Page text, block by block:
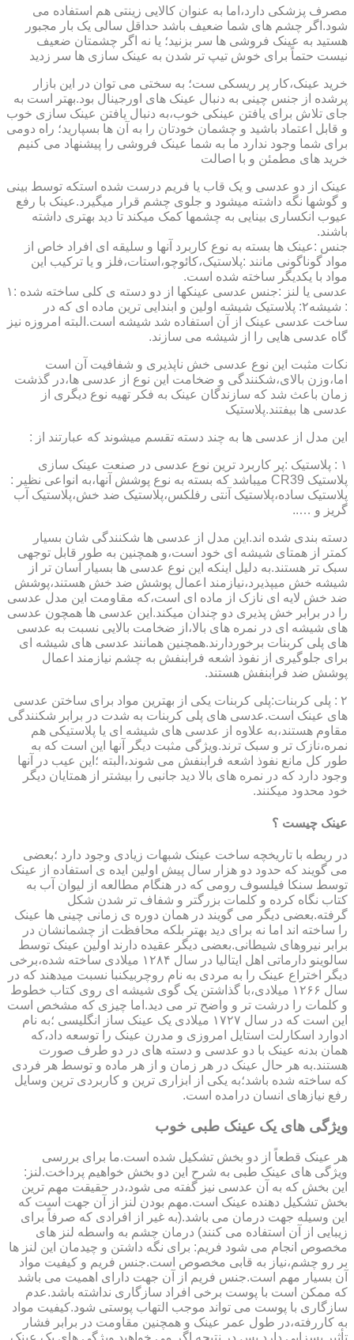
مصرف پزشکی دارد،اما به عنوان کالایی زینتی هم استفاده می
شود.اگر چشم های شما ضعیف باشد حداقل سالی یک بار مجبور
هستید به عینک فروشی ها سر بزنید؛ یا نه اگر چشمتان ضعیف
نیست حتماً برای خوش تیپ تر شدن به عینک سازی ها سر زدید
خرید عینک،کار پر ریسکی ست؛ به سختی می توان در این بازار
پرشده از جنس چینی به دنبال عینک های اورجینال بود.بهتر است به
جای تلاش برای یافتن عینکی خوب،به دنبال یافتن عینک سازی خوب
و قابل اعتماد باشید و چشمان خودتان را به آن ها بسپارید؛ راه دومی
برای شما وجود ندارد ما به شما عینک فروشی را پیشنهاد می کنیم
خرید های مطمئن و با اصالت
عینک از دو عدسی و یک قاب یا فریم درست شده استکه توسط بینی
و گوشها نگه داشته میشود و جلوی چشم قرار میگیرد.عینک با رفع
عیوب انکساری بینایی به چشمها کمک میکند تا دید بهتری داشته
باشند.
جنس :عینک ها بسته به نوع کاربرد آنها و سلیقه ای افراد خاص از
مواد گوناگونی مانند :پلاستیک،کائوچو،استات،فلز و یا ترکیب این
مواد با یکدیگر ساخته شده است.
عدسی یا لنز :جنس عدسی عینکها از دو دسته ی کلی ساخته شده :۱
: شیشه۲: پلاستیک شیشه اولین و ابندایی ترین ماده ای که در
ساخت عدسی عینک از آن استفاده شد شیشه است.البته امروزه نیز
گاه عدسی هایی را از شیشه می سازند.
نکات مثبت این نوع عدسی خش ناپذیری و شفافیت آن است
اما،وزن بالای،شکنندگی و ضخامت این نوع از عدسی ها،در گذشت
زمان باعث شد که سازندگان عینک به فکر تهیه نوع دیگری از
عدسی ها بیفتند.پلاستیک
این مدل از عدسی ها به چند دسته تقسم میشوند که عبارتند از :
۱ : پلاستیک :پر کاربرد ترین نوع عدسی در صنعت عینک سازی
پلاستیک CR39 میباشد که بسته به نوع پوشش آنها،به انواعی نظیر :
پلاستیک ساده،پلاستیک آنتی رفلکس،پلاستیک ضد خش،پلاستیک آب
گریز و …..
دسته بندی شده اند.این مدل از عدسی ها شکنندگی شان بسیار
کمتر از همتای شیشه ای خود است،و همچنین به طور قابل توجهی
سبک تر هستند.به دلیل اینکه این نوع عدسی ها بسیار آسان تر از
شیشه خش میپذیرد،نیازمند اعمال پوشش ضد خش هستند،پوشش
ضد خش لایه ای نازک از ماده ای است،که مقاومت این مدل عدسی
را در برابر خش پذیری دو چندان میکند.این عدسی ها همچون عدسی
های شیشه ای در نمره های بالا،از ضخامت بالایی نسبت به عدسی
های پلی کربنات برخوردارند.همچنین همانند عدسی های شیشه ای
برای جلوگیری از نفوذ اشعه فرابنفش به چشم نیازمند اعمال
پوشش ضد فرابنفش هستند.
۲ : پلی کربنات:پلی کربنات یکی از بهترین مواد برای ساختن عدسی
های عینک است.عدسی های پلی کربنات به شدت در برابر شکنندگی
مقاوم هستند،به علاوه از عدسی های شیشه ای یا پلاستیکی هم
نمره،نازک تر و سبک ترند.ویژگی مثبت دیگر آنها این است که به
طور کل مانع نفوذ اشعه فرابنفش می شوند،البته ؛این عیب در آنها
وجود دارد که در نمره های بالا دید جانبی را بیشتر از همتایان دیگر
خود محدود میکنند.
عینک چیست ؟
در ربطه با تاریخچه ساخت عینک شبهات زیادی وجود دارد ؛بعضی
می گویند که حدود دو هزار سال پیش اولین ایده ی استفاده از عینک
توسط سنکا فیلسوف رومی که در هنگام مطالعه از لیوان آب به
کتاب نگاه کرده و کلمات بزرگتر و شفاف تر شدن شکل
گرفته.بعضی دیگر می گویند در همان دوره ی زمانی چینی ها عینک
را ساخته اند اما نه برای دید بهتر بلکه محافظت از چشمانشان در
برابر نیروهای شیطانی.بعضی دیگر عقیده دارند اولین عینک توسط
سالوینو دارماتی اهل ایتالیا در سال ۱۲۸۴ میلادی ساخته شده،برخی
دیگر اختراع عینک را به مردی به نام روچربیکنبا نسبت میدهند که در
سال ۱۲۶۶ میلادی،با گذاشتن یک گوی شیشه ای روی کتاب خطوط
و کلمات را درشت تر و واضح تر می دید.اما چیزی که مشخص است
این است که در سال ۱۷۲۷ میلادی یک عینک ساز انگلیسی ؛به نام
ادوارد اسکارلت استایل امروزی و مدرن عینک را توسعه داد،که
همان بدنه عینک با دو عدسی و دسته های در دو طرف صورت
هستند.به هر حال عینک در هر زمان و از هر ماده و توسط هر فردی
که ساخته شده باشد؛به یکی از ابزاری ترین و کاربردی ترین وسایل
رفع نیازهای انسان درامده است.
ویژگی های یک عینک طبی خوب
هر عینک قطعاً از دو بخش تشکیل شده است.ما برای بررسی
ویژگی های عینک طبی به شرح این دو بخش خواهیم پرداخت.لنز:
این بخش که به آن عدسی نیز گفته می شود،در حقیقت مهم ترین
بخش تشکیل دهنده عینک است.مهم بودن لنز از آن جهت است که
این وسیله جهت درمان می باشد.(به غیر از افرادی که صرفاً برای
زیبایی از آن استفاده می کنند) درمان چشم به واسطه لنز های
مخصوص انجام می شود فریم: برای نگه داشتن و چیدمان این لنز ها
بر رو چشم،نیاز به قابی مخصوص است.جنس فریم و کیفیت مواد
آن بسیار مهم است.جنس فریم از آن جهت دارای اهمیت می باشد
که ممکن است با پوست برخی افراد سازگاری نداشته باشد.عدم
سازگاری با پوست می تواند موجب التهاب پوستی شود.کیفیت مواد
به کاررفته،در طول عمر عینک و همچنین مقاومت در برابر فشار